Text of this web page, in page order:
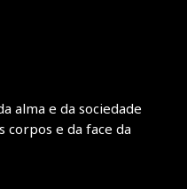
alma e da sociedade
corpos e da face da